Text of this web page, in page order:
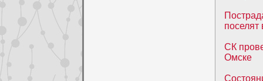
поселят
СК
Омске